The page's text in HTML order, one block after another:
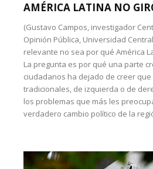
AMÉRICA LATINA NO
(Gustavo Campos, investigador
Opinión Pública, Universidad
relevante no sea por qué América
La pregunta es por qué una parte
ciudadanos ha dejado de creer
tradicionales, de izquierda o de
los problemas que más les
verdadero cambio político de la